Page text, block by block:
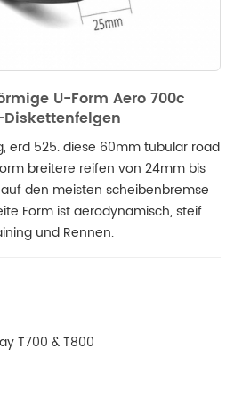
U-Form Aero 700c
erd 525. diese 60mm tubular road
breitere reifen von 24mm bis
den meisten scheibenbremse
Form ist aerodynamisch, steif
und Rennen.
T700 & T800